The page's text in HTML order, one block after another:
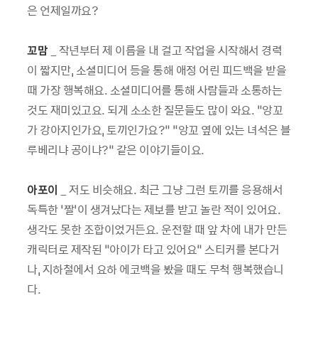
은 언제일까요?
꼬맘 _ 작년부터 제 이름을 내 걸고 작업을 시작해서 경력
이 짧지만, 소셜미디어 등을 통해 애정 어린 피드백을 받을
때 가장 행복해요. 소셜미디어를 통해 사람들과 소통하는
것도 재미있고요. 되게 소소한 질문들도 많이 와요. “앙꼬
가 강아지인가요, 토끼인가요?” “앙꼬 옆에 있는 녀석은 블
루베리냐 공이냐?” 같은 이야기들이요.
아포이
_ 저도 비슷해요. 최근 그냥 그런 토끼를 응용해서
독특한 ‘짤’이 생겨났다는 제보를 받고 놀란 적이 있어요.
생각도 못한 조합이었거든요. 운전할 때 앞 차에 내가 만든
캐릭터로 제작된 “아이가 타고 있어요” 스티커를 본다거
나, 지하철에서 요하 에코백을 봤을 때도 무척 행복했습니
다.